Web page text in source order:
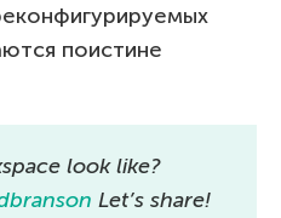
поистине
look like?
Let’s share!